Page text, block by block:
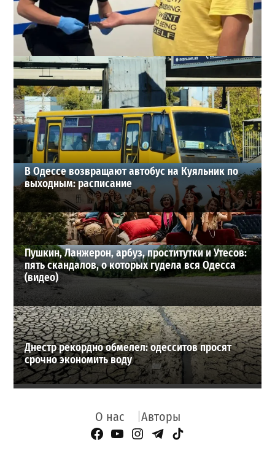
Втирался в доверие месяцами: в Одесской области
задержали подозреваемого в надругательстве над
детьми
4
17-07-2026 в 10:32
ВИБОР РЕДАКЦИИ
В Одессе возвращают автобус на Куяльник по
выходным: расписание
Пушкин, Ланжерон, арбуз, проститутки и Утесов:
пять скандалов, о которых гудела вся Одесса
(видео)
Днестр рекордно обмелел: одесситов просят
срочно экономить воду
О нас Авторы
Facebook Page
YouTube
Instagram
Telegram
TikTok